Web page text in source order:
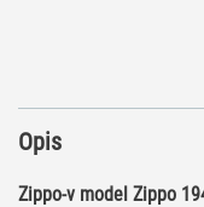
Opis
Zippo-v model Zippo